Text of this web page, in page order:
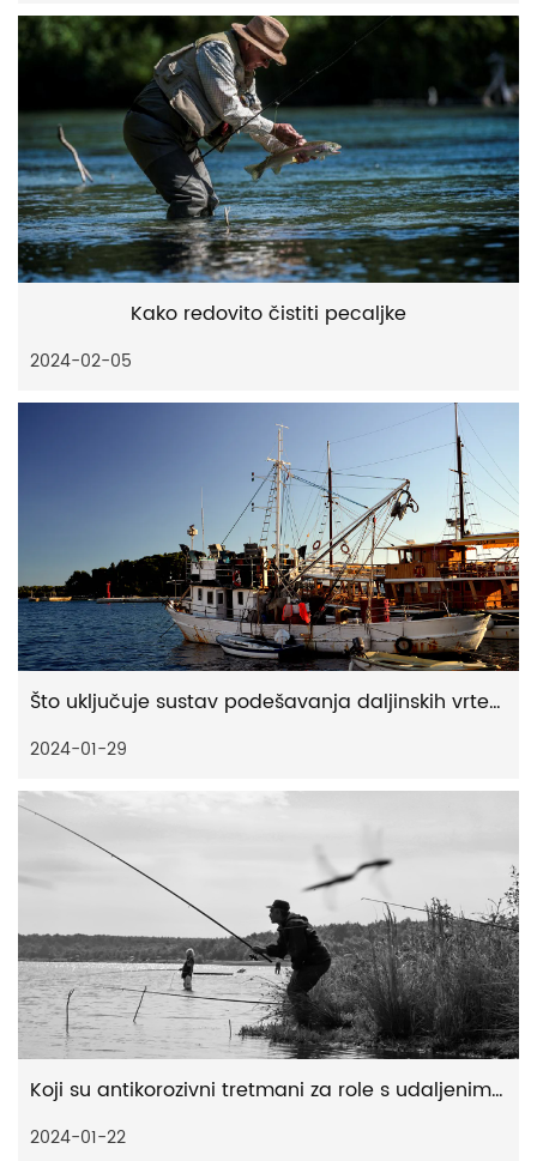
Kako redovito čistiti pecaljke
2024-02-05
Što uključuje sustav podešavanja daljinskih vrtećih rola
2024-01-29
Koji su antikorozivni tretmani za role s udaljenim okretanjem
2024-01-22